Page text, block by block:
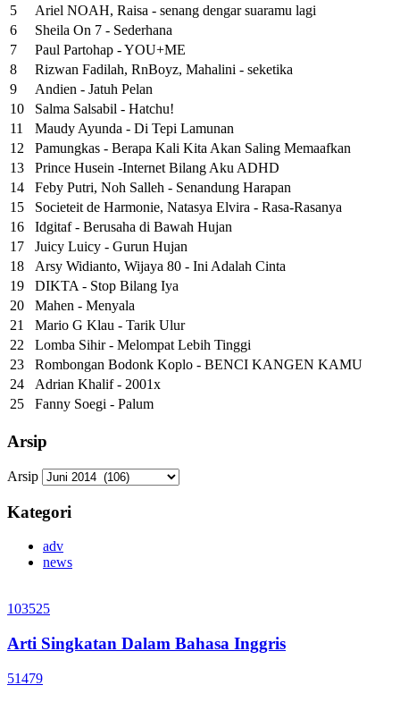
5
Ariel NOAH, Raisa - senang dengar suaramu lagi
6
Sheila On 7 - Sederhana
7
Paul Partohap - YOU+ME
8
Rizwan Fadilah, RnBoyz, Mahalini - seketika
9
Andien - Jatuh Pelan
10
Salma Salsabil - Hatchu!
11
Maudy Ayunda - Di Tepi Lamunan
12
Pamungkas - Berapa Kali Kita Akan Saling Memaafkan
13
Prince Husein -Internet Bilang Aku ADHD
14
Feby Putri, Noh Salleh - Senandung Harapan
15
Societeit de Harmonie, Natasya Elvira - Rasa-Rasanya
16
Idgitaf - Berusaha di Bawah Hujan
17
Juicy Luicy - Gurun Hujan
18
Arsy Widianto, Wijaya 80 - Ini Adalah Cinta
19
DIKTA - Stop Bilang Iya
20
Mahen - Menyala
21
Mario G Klau - Tarik Ulur
22
Lomba Sihir - Melompat Lebih Tinggi
23
Rombongan Bodonk Koplo - BENCI KANGEN KAMU
24
Adrian Khalif - 2001x
25
Fanny Soegi - Palum
Arsip
Arsip
Kategori
adv
news
103525
Arti Singkatan Dalam Bahasa Inggris
51479